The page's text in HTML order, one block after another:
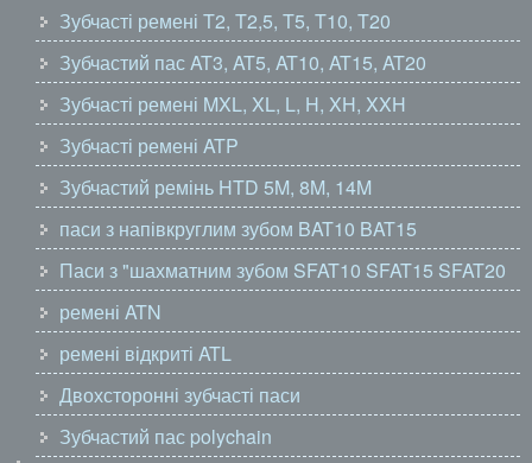
Зубчасті ремені T2, T2,5, T5, T10, T20
Зубчастий пас AT3, AT5, AT10, AT15, AT20
Зубчасті ремені MXL, XL, L, H, XH, XXH
Зубчасті ремені ATP
Зубчастий ремінь HTD 5M, 8M, 14M
паси з напівкруглим зубом BAT10 BAT15
Паси з "шахматним зубом SFAT10 SFAT15 SFAT20
ремені ATN
ремені відкриті ATL
Двохсторонні зубчасті паси
Зубчастий пас polychain